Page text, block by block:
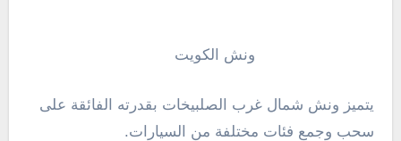
ونش الكويت
يتميز ونش شمال غرب الصلبيخات بقدرته الفائقة على
سحب وجمع فئات مختلفة من السيارات.